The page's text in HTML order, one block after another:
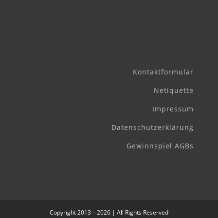
Kontaktformular
Netiquette
Impressum
Datenschutzerklärung
Gewinnspiel AGBs
Copyright 2013 – 2026 | All Rights Reserved